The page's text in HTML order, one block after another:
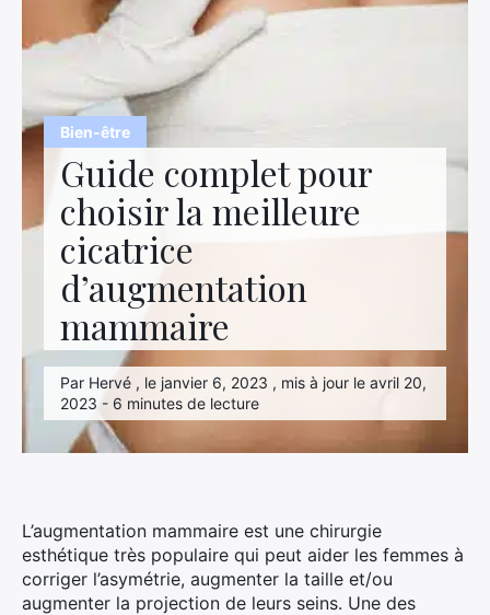
Bien-être
Guide complet pour
choisir la meilleure
cicatrice
d’augmentation
mammaire
Par Hervé , le janvier 6, 2023 , mis à jour le avril 20,
2023 - 6 minutes de lecture
L’augmentation mammaire est une chirurgie
esthétique très populaire qui peut aider les femmes à
corriger l’asymétrie, augmenter la taille et/ou
augmenter la projection de leurs seins. Une des
Entreprise
Hightech
Loisirs